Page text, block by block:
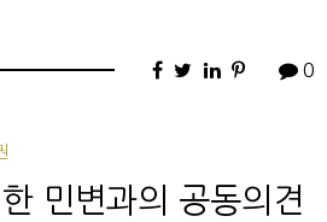
0
민변과의 공동의견